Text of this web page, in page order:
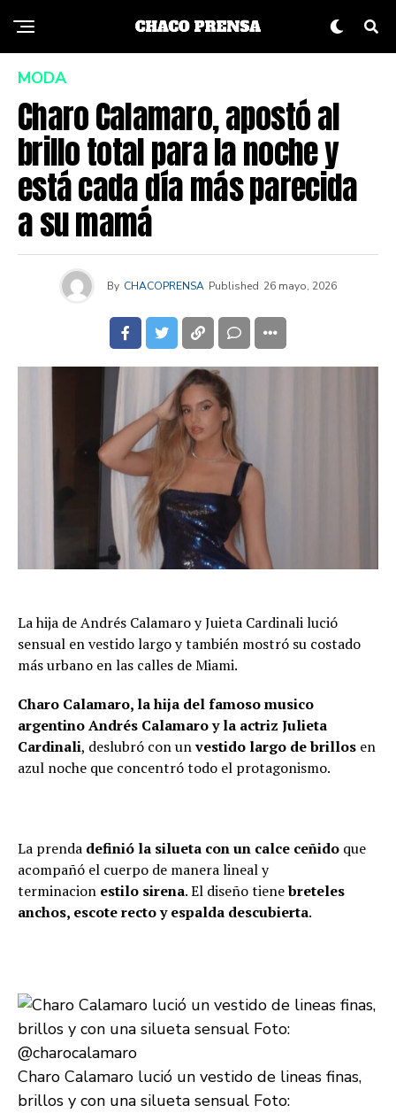
MODA
Charo Calamaro, apostó al
brillo total para la noche y
está cada día más parecida
a su mamá
By CHACOPRENSA Published 26 mayo, 2026
La hija de Andrés Calamaro y Juieta Cardinali lució
sensual en vestido largo y también mostró su costado
más urbano en las calles de Miami.
Charo Calamaro, la hija del famoso musico
argentino Andrés Calamaro y la actriz Julieta
Cardinali, deslubró con unvestido largo de brillos en
azul noche que concentró todo el protagonismo.
La prenda definió la silueta con un calce ceñido que
acompañó el cuerpo de manera lineal y
terminacion estilo sirena. El diseño tienebreteles
anchos, escote recto y espalda descubierta.
Charo Calamaro lució un vestido de lineas finas,
brillos y con una silueta sensual Foto: